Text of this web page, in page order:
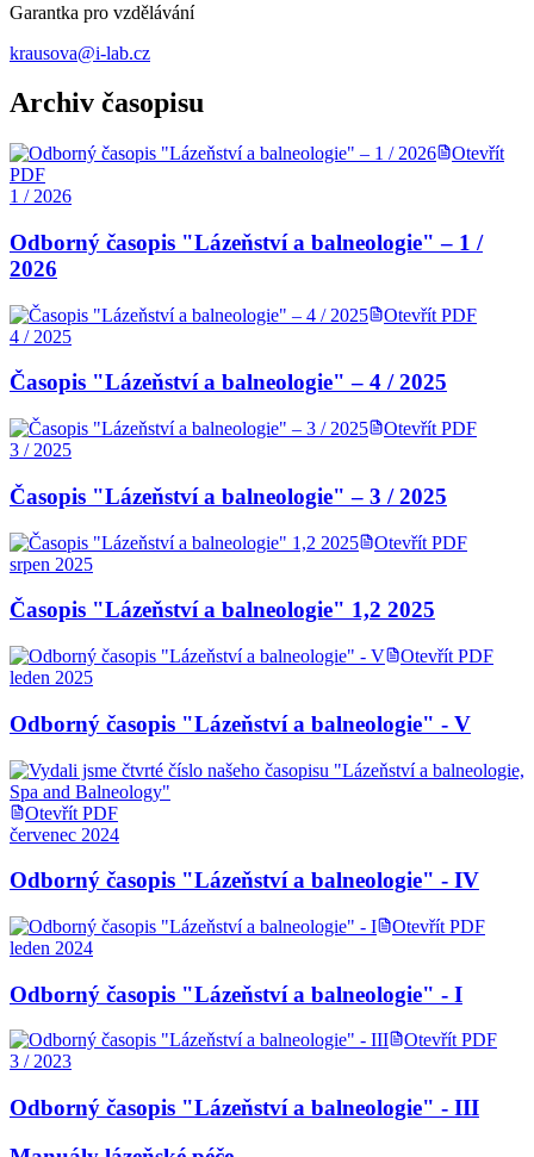
Garantka pro vzdělávání
krausova@i-lab.cz
Archiv časopisu
Otevřít
PDF
1 / 2026
Odborný časopis "Lázeňství a balneologie" – 1 /
2026
Otevřít PDF
4 / 2025
Časopis "Lázeňství a balneologie" – 4 / 2025
Otevřít PDF
3 / 2025
Časopis "Lázeňství a balneologie" – 3 / 2025
Otevřít PDF
srpen 2025
Časopis "Lázeňství a balneologie" 1,2 2025
Otevřít PDF
leden 2025
Odborný časopis "Lázeňství a balneologie" - V
Otevřít PDF
červenec 2024
Odborný časopis "Lázeňství a balneologie" - IV
Otevřít PDF
leden 2024
Odborný časopis "Lázeňství a balneologie" - I
Otevřít PDF
3 / 2023
Odborný časopis "Lázeňství a balneologie" - III